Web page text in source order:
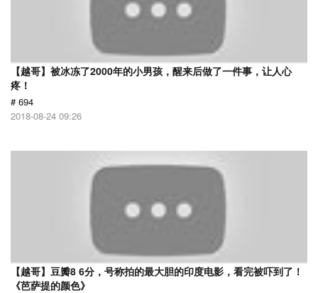
【越哥】被冰冻了2000年的小男孩，醒来后做了一件事，让人心
疼！
# 694
2018-08-24 09:26
【越哥】豆瓣8 6分，号称拍的最大胆的印度电影，看完被吓到了！
《芭萨提的颜色》